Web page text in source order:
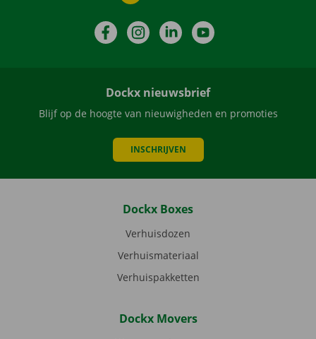
FacebookInstagramLinkedIn
Dockx nieuwsbrief
Blijf op de hoogte van nieuwigheden en promoties
INSCHRIJVEN
Dockx Boxes
Verhuisdozen
Verhuismateriaal
Verhuispakketten
Dockx Movers